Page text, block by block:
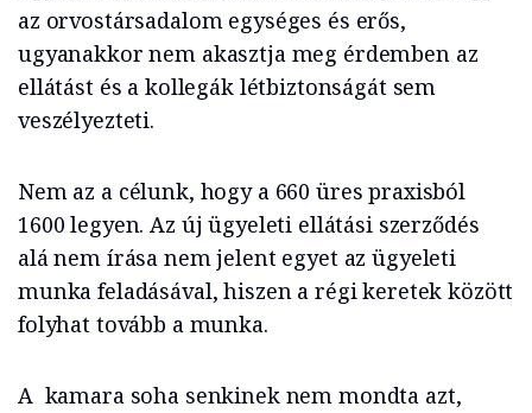
az orvostársadalom egységes és erős,
ugyanakkor nem akasztja meg érdemben az
ellátást és a kollegák létbiztonságát sem
veszélyezteti.
Nem az a célunk, hogy a 660 üres praxisból
1600 legyen. Az új ügyeleti ellátási szerződés
alá nem írása nem jelent egyet az ügyeleti
munka feladásával, hiszen a régi keretek között
folyhat tovább a munka.
A kamara soha senkinek nem mondta azt,